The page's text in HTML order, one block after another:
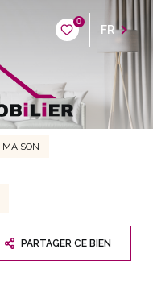
0
FR
MAISON
PARTAGER CE BIEN